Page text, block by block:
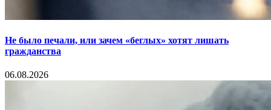
Не было печали, или зачем «беглых» хотят лишать
гражданства
06.08.2026